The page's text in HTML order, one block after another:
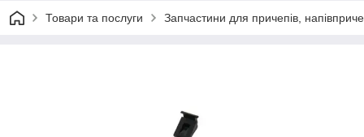
Товари та послуги Запчастини для причепів,